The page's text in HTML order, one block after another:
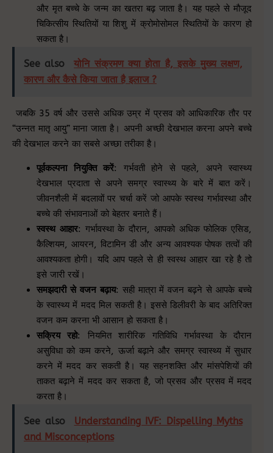
और मृत बच्चे के जन्म का खतरा बढ़ जाता है। यह पहले से मौजूद
चिकित्सीय स्थितियों या शिशु में क्रोमोसोमल स्थितियों के कारण हो
सकता है।
See also
योनि संक्रमण क्या होता है, इसके मुख्य लक्षण,
कारण और कैसे किया जाता है इलाज ?
जबकि 35 वर्ष और उससे अधिक उम्र में प्रसव को आधिकारिक तौर पर
“उन्नत मातृ आयु” माना जाता है। अपनी अच्छी देखभाल करना अपने बच्चे
की देखभाल करने का सबसे अच्छा तरीका है।
पूर्वकल्पना नियुक्ति करें: गर्भवती होने से पहले, अपने स्वास्थ्य
देखभाल प्रदाता से अपने समग्र स्वास्थ्य के बारे में बात करें।
जीवनशैली में बदलावों पर चर्चा करें जो आपके स्वस्थ गर्भावस्था और
बच्चे की संभावनाओं को बेहतर बनाते हैं।
स्वस्थ आहार: गर्भावस्था के दौरान, आपको अधिक फोलिक एसिड,
कैल्शियम, आयरन, विटामिन डी और अन्य आवश्यक पोषक तत्वों की
आवश्यकता होगी। यदि आप पहले से ही स्वस्थ आहार खा रहे है तो
इसे जारी रखें।
समझदारी से वजन बढ़ाय: सही मात्रा में वजन बढ़ने से आपके बच्चे
के स्वास्थ्य में मदद मिल सकती है। इससे डिलीवरी के बाद अतिरिक्त
वजन कम करना भी आसान हो सकता है।
सक्रिय रहो: नियमित शारीरिक गतिविधि गर्भावस्था के दौरान
असुविधा को कम करने, ऊर्जा बढ़ाने और समग्र स्वास्थ्य में सुधार
करने में मदद कर सकती है। यह सहनशक्ति और मांसपेशियों की
ताकत बढ़ाने में मदद कर सकता है, जो प्रसव और प्रसव में मदद
करता है।
See also
Understanding IVF: Dispelling Myths
and Misconceptions